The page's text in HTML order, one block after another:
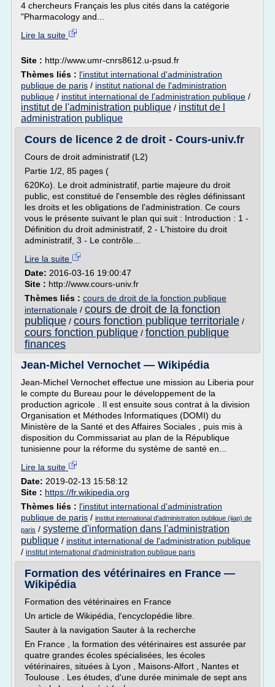
4 chercheurs Français les plus cités dans la catégorie
"Pharmacology and...
Lire la suite
Site : http://www.umr-cnrs8612.u-psud.fr
Thèmes liés : l'institut international d'administration
publique de paris / institut national de l'administration
publique / institut international de l'administration publique /
institut de l'administration publique / institut de l
administration publique
Cours de licence 2 de droit - Cours-univ.fr
Cours de droit administratif (L2)
Partie 1/2, 85 pages (
620Ko). Le droit administratif, partie majeure du droit
public, est constitué de l'ensemble des règles définissant
les droits et les obligations de l'administration. Ce cours
vous le présente suivant le plan qui suit : Introduction : 1 -
Définition du droit administratif, 2 - L'histoire du droit
administratif, 3 - Le contrôle...
Lire la suite
Date: 2016-03-16 19:00:47
Site : http://www.cours-univ.fr
Thèmes liés : cours de droit de la fonction publique
internationale / cours de droit de la fonction
publique / cours fonction publique territoriale /
cours fonction publique / fonction publique
finances
Jean-Michel Vernochet — Wikipédia
Jean-Michel Vernochet effectue une mission au Liberia pour
le compte du Bureau pour le développement de la
production agricole . Il est ensuite sous contrat à la division
Organisation et Méthodes Informatiques (DOMI) du
Ministère de la Santé et des Affaires Sociales , puis mis à
disposition du Commissariat au plan de la République
tunisienne pour la réforme du système de santé en...
Lire la suite
Date: 2019-02-13 15:58:12
Site : https://fr.wikipedia.org
Thèmes liés : l'institut international d'administration
publique de paris / institut international d'administration publique (iiap) de
paris / systeme d'information dans l'administration
publique / institut international de l'administration publique
/ institut international d'administration publique paris
Formation des vétérinaires en France —
Wikipédia
Formation des vétérinaires en France
Un article de Wikipédia, l'encyclopédie libre.
Sauter à la navigation Sauter à la recherche
En France , la formation des vétérinaires est assurée par
quatre grandes écoles spécialisées, les écoles
vétérinaires, situées à Lyon , Maisons-Alfort , Nantes et
Toulouse . Les études, d'une durée minimale de sept ans